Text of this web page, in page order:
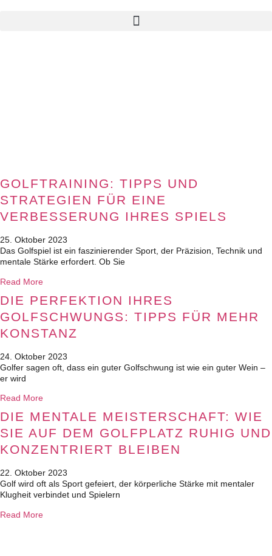
GOLFTRAINING: TIPPS UND
STRATEGIEN FÜR EINE
VERBESSERUNG IHRES SPIELS
25. Oktober 2023
Das Golfspiel ist ein faszinierender Sport, der Präzision, Technik und
mentale Stärke erfordert. Ob Sie
Read More
DIE PERFEKTION IHRES
GOLFSCHWUNGS: TIPPS FÜR MEHR
KONSTANZ
24. Oktober 2023
Golfer sagen oft, dass ein guter Golfschwung ist wie ein guter Wein –
er wird
Read More
DIE MENTALE MEISTERSCHAFT: WIE
SIE AUF DEM GOLFPLATZ RUHIG UND
KONZENTRIERT BLEIBEN
22. Oktober 2023
Golf wird oft als Sport gefeiert, der körperliche Stärke mit mentaler
Klugheit verbindet und Spielern
Read More